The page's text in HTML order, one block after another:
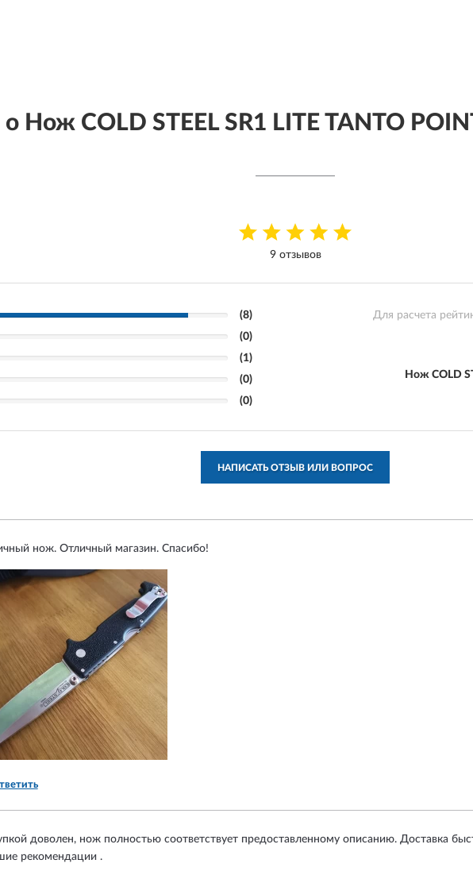
Нож COLD STEEL SR1 LITE TANTO
9 отзывов
(8)
(0)
(1)
(0)
(0)
Для расчета
Нож COLD
НАПИСАТЬ ОТЗЫВ ИЛИ ВОПРОС
нож. Отличный магазин. Спасибо!
доволен, нож полностью соответствует предоставленному описанию. Доставка
рекомендации .